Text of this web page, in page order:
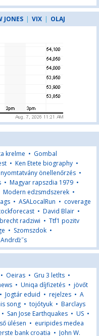
JONES | VIX | OLAJ
krelme • Gombal
• Ken Etete biography •
önellenőrzés •
• Magyar rapszdia 1979 •
Modern edzsmdszerek •
• ASALocalRun • coverage
• David Blair •
radziwi • Ttf1 pozitv
• Szomszdok •
• Oeiras • Gru 3 letlts •
• Uniqa díjfizetés • jövőt
• Jogtár eduid • rejelzes • A
song • tojótyuk • Barclays
• San Jose Earthquakes • US •
ülésen • euripides medea
bank croatia • John W.